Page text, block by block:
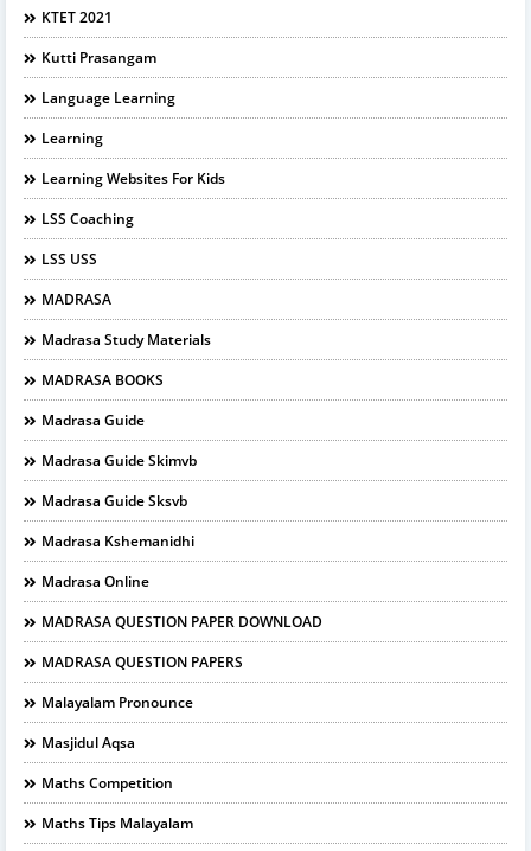
KTET 2021
Kutti Prasangam
Language Learning
Learning
Learning Websites For Kids
LSS Coaching
LSS USS
MADRASA
Madrasa Study Materials
MADRASA BOOKS
Madrasa Guide
Madrasa Guide Skimvb
Madrasa Guide Sksvb
Madrasa Kshemanidhi
Madrasa Online
MADRASA QUESTION PAPER DOWNLOAD
MADRASA QUESTION PAPERS
Malayalam Pronounce
Masjidul Aqsa
Maths Competition
Maths Tips Malayalam